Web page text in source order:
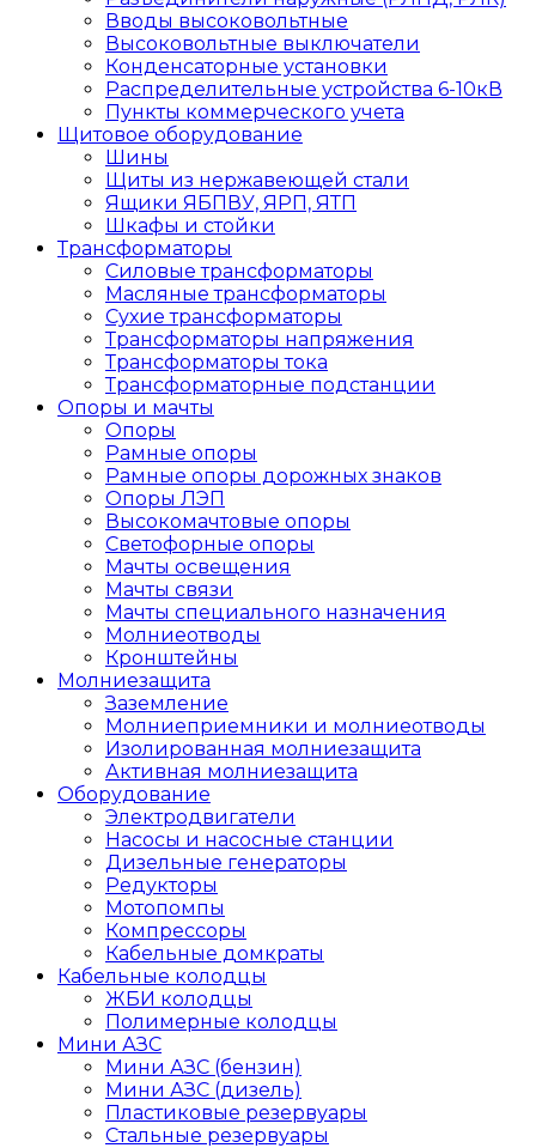
Вводы высоковольтные
Высоковольтные выключатели
Конденсаторные установки
Распределительные устройства 6-10кВ
Пункты коммерческого учета
Щитовое оборудование
Шины
Щиты из нержавеющей стали
Ящики ЯБПВУ, ЯРП, ЯТП
Шкафы и стойки
Трансформаторы
Силовые трансформаторы
Масляные трансформаторы
Сухие трансформаторы
Трансформаторы напряжения
Трансформаторы тока
Трансформаторные подстанции
Опоры и мачты
Опоры
Рамные опоры
Рамные опоры дорожных знаков
Опоры ЛЭП
Высокомачтовые опоры
Светофорные опоры
Мачты освещения
Мачты связи
Мачты специального назначения
Молниеотводы
Кронштейны
Молниезащита
Заземление
Молниеприемники и молниеотводы
Изолированная молниезащита
Активная молниезащита
Оборудование
Электродвигатели
Насосы и насосные станции
Дизельные генераторы
Редукторы
Мотопомпы
Компрессоры
Кабельные домкраты
Кабельные колодцы
ЖБИ колодцы
Полимерные колодцы
Мини АЗС
Мини АЗС (бензин)
Мини АЗС (дизель)
Пластиковые резервуары
Стальные резервуары